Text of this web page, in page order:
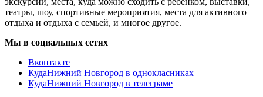
театры, шоу, спортивные мероприятия, места для активного
отдыха и отдыха с семьей, и многое другое.
Мы в социальных сетях
Вконтакте
КудаНижний Новгород в однокласниках
КудаНижний Новгород в телеграме